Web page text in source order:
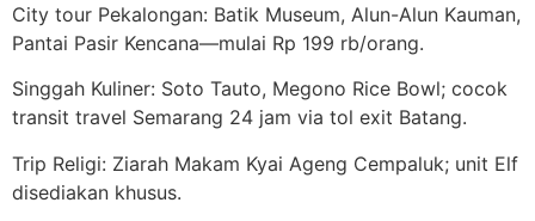
City tour Pekalongan: Batik Museum, Alun-Alun Kauman,
Pantai Pasir Kencana—mulai Rp 199 rb/orang.
Singgah Kuliner: Soto Tauto, Megono Rice Bowl; cocok
transit travel Semarang 24 jam via tol exit Batang.
Trip Religi: Ziarah Makam Kyai Ageng Cempaluk; unit Elf
disediakan khusus.